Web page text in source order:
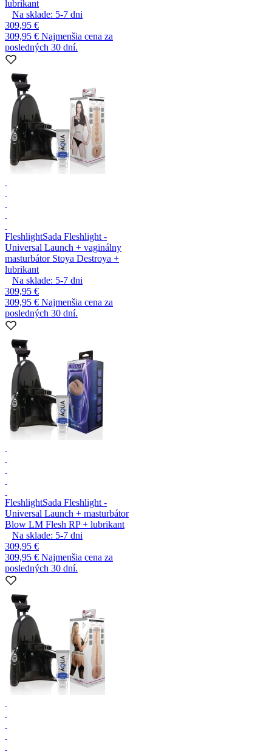
lubrikant
Na sklade: 5-7 dni
309,95 €
309,95 € Najmenšia cena za
posledných 30 dní.
FleshlightSada Fleshlight -
Universal Launch + vaginálny
masturbátor Stoya Destroya +
lubrikant
Na sklade: 5-7 dni
309,95 €
309,95 € Najmenšia cena za
posledných 30 dní.
FleshlightSada Fleshlight -
Universal Launch + masturbátor
Blow LM Flesh RP + lubrikant
Na sklade: 5-7 dni
309,95 €
309,95 € Najmenšia cena za
posledných 30 dní.